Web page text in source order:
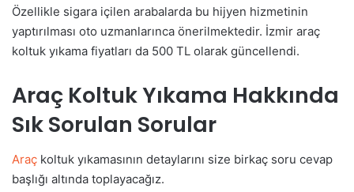
Özellikle sigara içilen arabalarda bu hijyen hizmetinin
yaptırılması oto uzmanlarınca önerilmektedir. İzmir araç
koltuk yıkama fiyatları da 500 TL olarak güncellendi.
Araç Koltuk Yıkama Hakkında
Sık Sorulan Sorular
Araç koltuk yıkamasının detaylarını size birkaç soru cevap
başlığı altında toplayacağız.